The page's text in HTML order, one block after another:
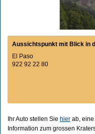
Aussichtspunkt mit Blick in
El Paso
922 92 22 80
Ihr Auto stellen Sie hier ab,
Information zum grossen